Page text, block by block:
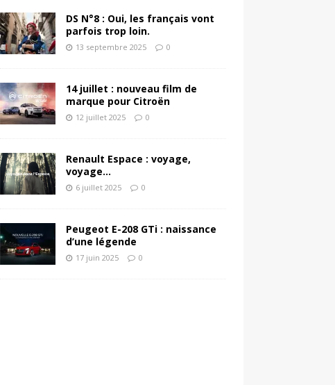
DS N°8 : Oui, les français vont
parfois trop loin.
13 septembre 2025 0
14 juillet : nouveau film de
marque pour Citroën
12 juillet 2025 0
Renault Espace : voyage,
voyage…
6 juillet 2025 0
Peugeot E-208 GTi : naissance
d’une légende
17 juin 2025 0